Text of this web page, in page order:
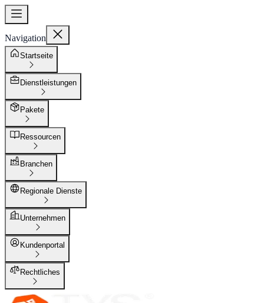
Navigation
Startseite
Dienstleistungen
Pakete
Ressourcen
Branchen
Regionale Dienste
Unternehmen
Kundenportal
Rechtliches